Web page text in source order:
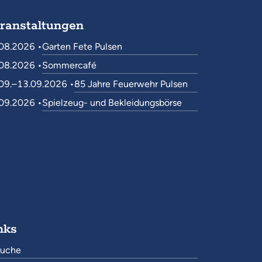
•Garten Fete Pulsen
•Sommercafé
•85 Jahre Feuerwehr Pulsen
•Spielzeug- und Bekleidungsbörse